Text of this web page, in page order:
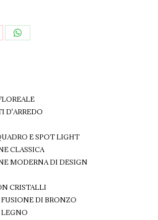
Share
D'ARREDO
E SPOT LIGHT
CLASSICA
MODERNA DI DESIGN
CRISTALLI
DI BRONZO